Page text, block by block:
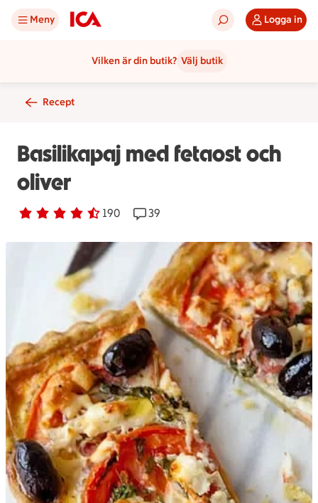
Meny Logga in
Vilken är din butik? Välj butik
Recept
Basilikapaj med fetaost och
oliver
Betyg 4.2 av 5. 190
190 personer har röstatReceptet har 39 kommentarer
39